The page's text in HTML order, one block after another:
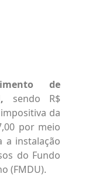
de
sendo R$
da
por meio
a instalação
do Fundo
(FMDU).